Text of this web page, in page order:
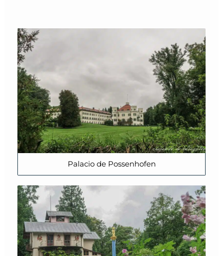
Palacio de Possenhofen